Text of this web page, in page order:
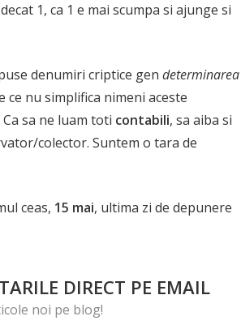
1, ca 1 e mai scumpa si ajunge si
denumiri criptice gen determinarea
ce nu simplifica nimeni aceste
sa ne luam toti contabili, sa aiba si
colector. Suntem o tara de
ceas, 15 mai, ultima zi de depunere
DIRECT PE EMAIL
noi pe blog!